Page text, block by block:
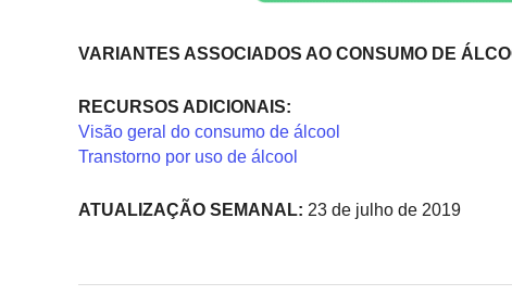
VARIANTES ASSOCIADOS AO CONSUMO DE
RECURSOS ADICIONAIS:
Visão geral do consumo de álcool
Transtorno por uso de álcool
ATUALIZAÇÃO SEMANAL: 23 de julho de 2019